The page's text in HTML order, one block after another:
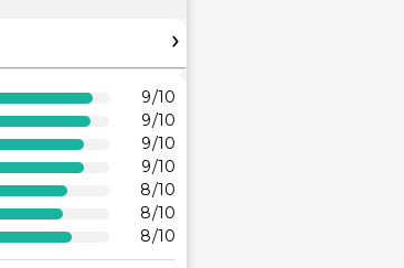
9/10
9/10
9/10
9/10
8/10
8/10
8/10